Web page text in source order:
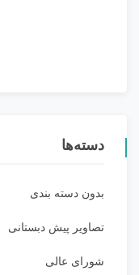
دسته‌ها
بدون دسته بندی
تصاویر پیش دبستانی
شورای عالی